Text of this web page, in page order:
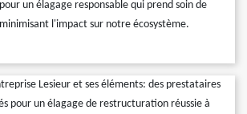
un élagage responsable qui prend soin de
l'impact sur notre écosystème.